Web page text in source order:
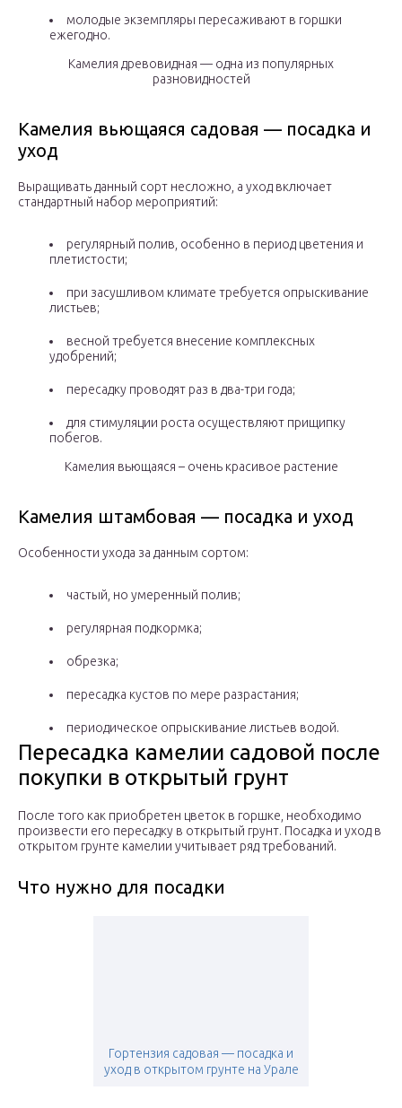
молодые экземпляры пересаживают в горшки
ежегодно.
Камелия древовидная — одна из популярных
разновидностей
Камелия вьющаяся садовая — посадка и
уход
Выращивать данный сорт несложно, а уход включает
стандартный набор мероприятий:
регулярный полив, особенно в период цветения и
плетистости;
при засушливом климате требуется опрыскивание
листьев;
весной требуется внесение комплексных
удобрений;
пересадку проводят раз в два-три года;
для стимуляции роста осуществляют прищипку
побегов.
Камелия вьющаяся – очень красивое растение
Камелия штамбовая — посадка и уход
Особенности ухода за данным сортом:
частый, но умеренный полив;
регулярная подкормка;
обрезка;
пересадка кустов по мере разрастания;
периодическое опрыскивание листьев водой.
Пересадка камелии садовой после
покупки в открытый грунт
После того как приобретен цветок в горшке, необходимо
произвести его пересадку в открытый грунт. Посадка и уход в
открытом грунте камелии учитывает ряд требований.
Что нужно для посадки
Гортензия садовая — посадка и
уход в открытом грунте на Урале